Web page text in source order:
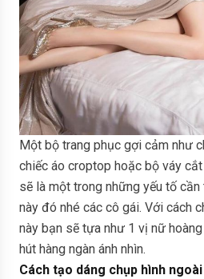
Một bộ trang phục gợi cảm như
chiếc áo croptop hoặc bộ váy
sẽ là một trong những yếu tố
này đó nhé các cô gái. Với cách
này bạn sẽ tựa như 1 vị nữ
hút hàng ngàn ánh nhìn.
Cách tạo dáng chụp hình